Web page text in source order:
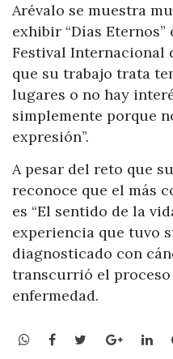
Arévalo se muestra
exhibir “Días
Festival Internacional
que su trabajo trata
lugares o no hay
simplemente porque
expresión”.
A pesar del reto que
reconoce que el más
es “El sentido de la
experiencia que tuvo
diagnosticado con
transcurrió el
enfermedad.
WhatsApp
Facebook
TwitterGoogle+